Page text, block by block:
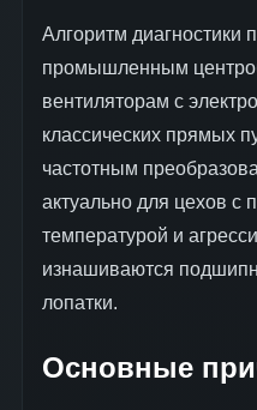
Алгоритм диагностики
промышленным
вентиляторам с
классических прямых
частотным
актуально для цехов
температурой и
изнашиваются
лопатки.
Основные